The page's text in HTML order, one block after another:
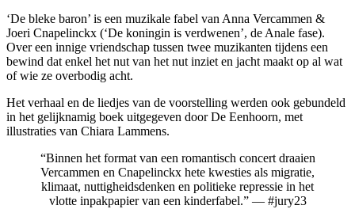
‘De bleke baron’ is een muzikale fabel van Anna Vercammen &
Joeri Cnapelinckx (‘De koningin is verdwenen’, de Anale fase).
Over een innige vriendschap tussen twee muzikanten tijdens een
bewind dat enkel het nut van het nut inziet en jacht maakt op al wat
of wie ze overbodig acht.
Het verhaal en de liedjes van de voorstelling werden ook gebundeld
in het gelijknamig boek uitgegeven door De Eenhoorn, met
illustraties van Chiara Lammens.
“Binnen het format van een romantisch concert draaien
Vercammen en Cnapelinckx hete kwesties als migratie,
klimaat, nuttigheidsdenken en politieke repressie in het
vlotte inpakpapier van een kinderfabel.” — #jury23